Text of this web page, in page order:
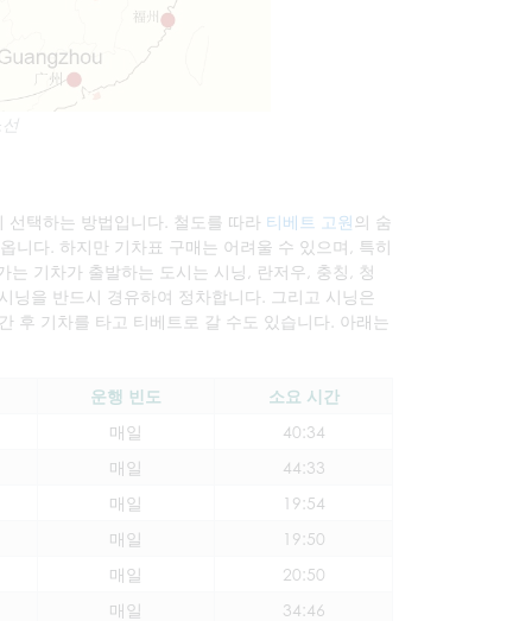
선택하는 방법입니다. 철도를 따라 티베트 고원의 숨
니다. 하지만 기차표 구매는 어려울 수 있으며, 특히
기차가 출발하는 도시는 시닝, 란저우, 충칭, 청
닝을 반드시 경유하여 정차합니다. 그리고 시닝은
후 기차를 타고 티베트로 갈 수도 있습니다. 아래는
운행 빈도
소요 시간
매일
40:34
매일
44:33
매일
19:54
매일
19:50
매일
20:50
매일
34:46